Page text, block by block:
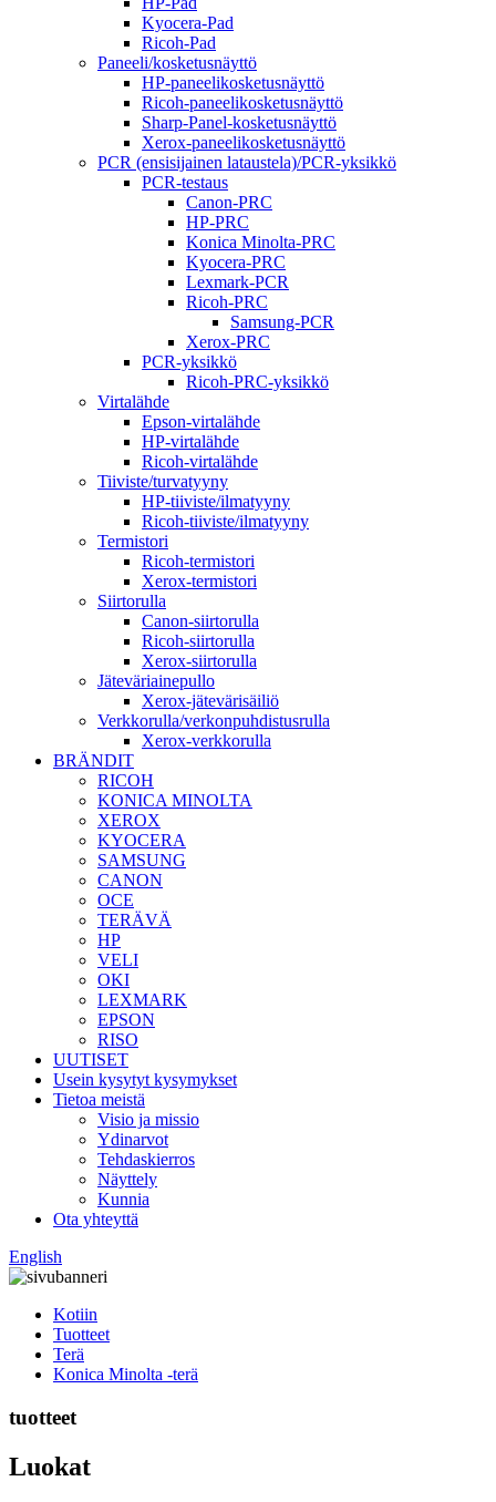
Kyocera-Pad
Ricoh-Pad
Paneeli/kosketusnäyttö
HP-paneelikosketusnäyttö
Ricoh-paneelikosketusnäyttö
Sharp-Panel-kosketusnäyttö
Xerox-paneelikosketusnäyttö
PCR (ensisijainen lataustela)/PCR-yksikkö
PCR-testaus
Canon-PRC
HP-PRC
Konica Minolta-PRC
Kyocera-PRC
Lexmark-PCR
Ricoh-PRC
Samsung-PCR
Xerox-PRC
PCR-yksikkö
Ricoh-PRC-yksikkö
Virtalähde
Epson-virtalähde
HP-virtalähde
Ricoh-virtalähde
Tiiviste/turvatyyny
HP-tiiviste/ilmatyyny
Ricoh-tiiviste/ilmatyyny
Termistori
Ricoh-termistori
Xerox-termistori
Siirtorulla
Canon-siirtorulla
Ricoh-siirtorulla
Xerox-siirtorulla
Jäteväriainepullo
Xerox-jätevärisäiliö
Verkkorulla/verkonpuhdistusrulla
Xerox-verkkorulla
BRÄNDIT
RICOH
KONICA MINOLTA
XEROX
KYOCERA
SAMSUNG
CANON
OCE
TERÄVÄ
HP
VELI
OKI
LEXMARK
EPSON
RISO
UUTISET
Usein kysytyt kysymykset
Tietoa meistä
Visio ja missio
Ydinarvot
Tehdaskierros
Näyttely
Kunnia
Ota yhteyttä
English
Kotiin
Tuotteet
Terä
Konica Minolta -terä
tuotteet
Luokat